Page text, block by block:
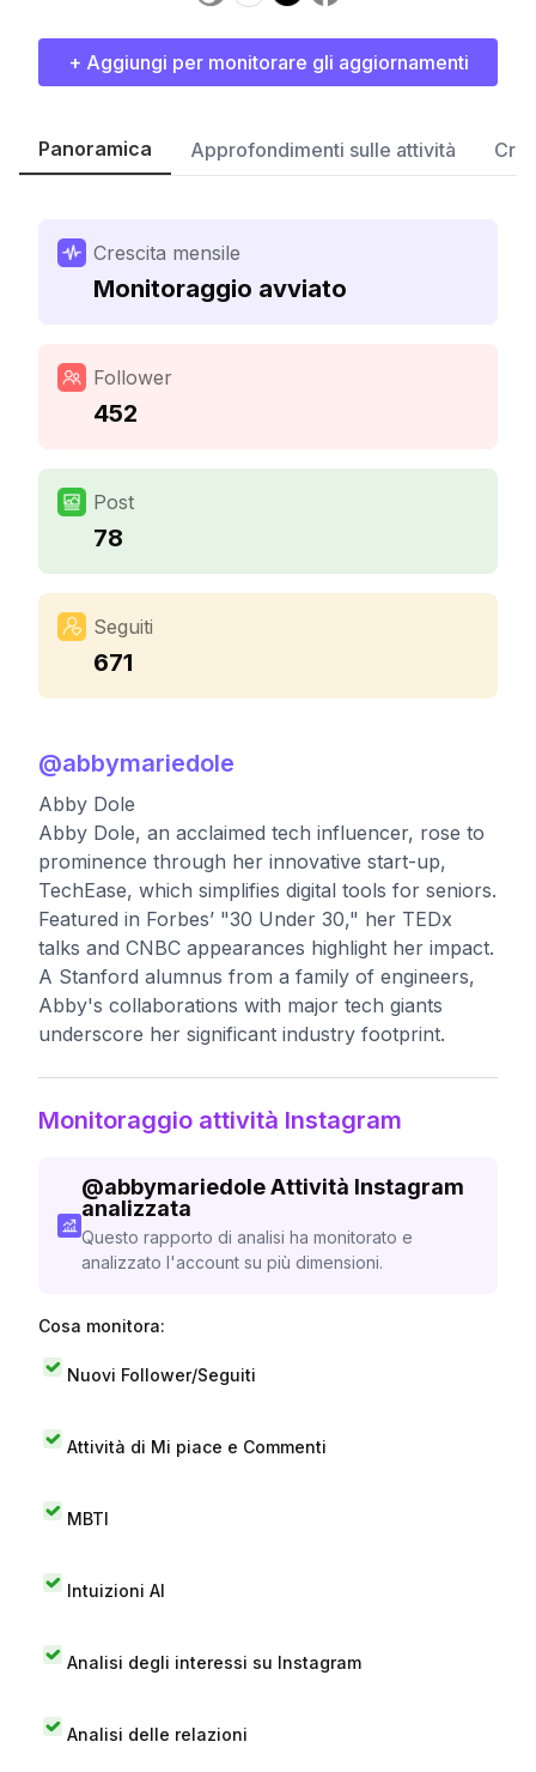
+ Aggiungi per monitorare gli aggiornamenti
Panoramica Approfondimenti sulle attività
Crescita mensile
Monitoraggio avviato
Follower
452
Post
78
Seguiti
671
@abbymariedole
Abby Dole
Abby Dole, an acclaimed tech influencer, rose to
prominence through her innovative start-up,
TechEase, which simplifies digital tools for seniors.
Featured in Forbes’ "30 Under 30," her TEDx
talks and CNBC appearances highlight her impact.
A Stanford alumnus from a family of engineers,
Abby's collaborations with major tech giants
underscore her significant industry footprint.
Monitoraggio attività Instagram
@abbymariedoleAttività Instagram
analizzata
Questo rapporto di analisi ha monitorato e
analizzato l'account su più dimensioni.
Cosa monitora:
Nuovi Follower/Seguiti
Attività di Mi piace e Commenti
MBTI
Intuizioni AI
Analisi degli interessi su Instagram
Analisi delle relazioni